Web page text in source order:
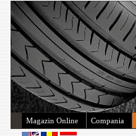
Magazin Online Compania